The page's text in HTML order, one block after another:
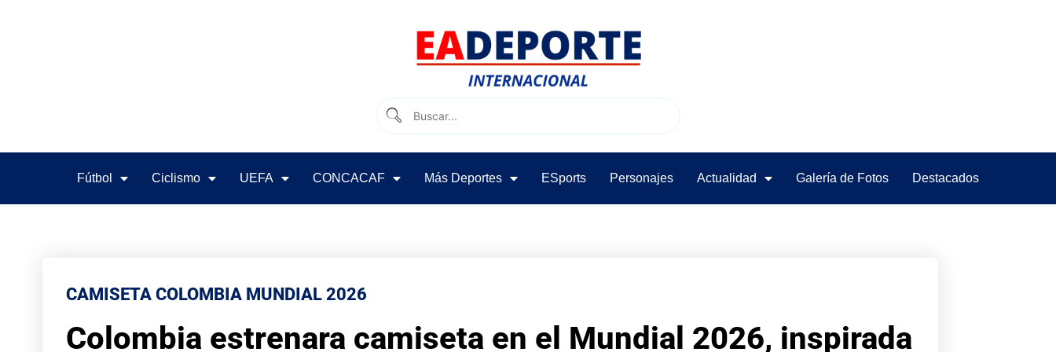
Fútbol Ciclismo UEFA CONCACAF Más Deportes ESports Personajes Actualidad Galería de Fotos Destacados
CAMISETA COLOMBIA MUNDIAL 2026
Colombia estrenara camiseta en el Mundial 2026, inspirada